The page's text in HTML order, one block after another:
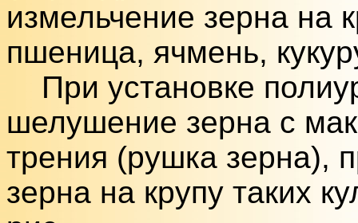
измельчение зерна на
пшеница, ячмень,
При установке
шелушение зерна с
трения (рушка зерна),
зерна на крупу таких